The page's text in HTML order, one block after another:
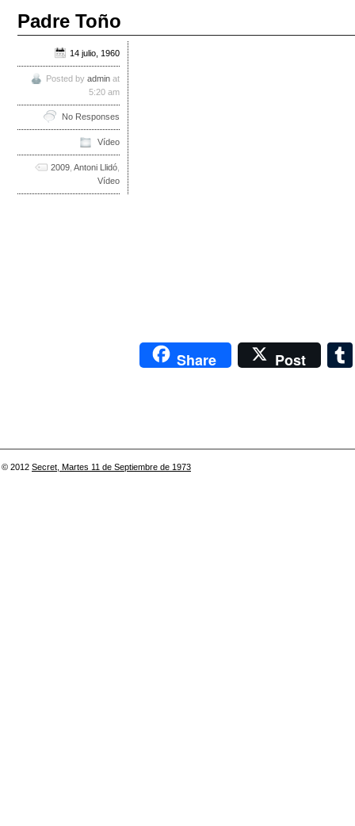
Padre Toño
Share Post
14 julio, 1960
Posted by admin at
5:20 am
No Responses
Vídeo
2009 Antoni Llidó
Vídeo
© 2012 Secret, Martes 11 de Septiembre de 1973